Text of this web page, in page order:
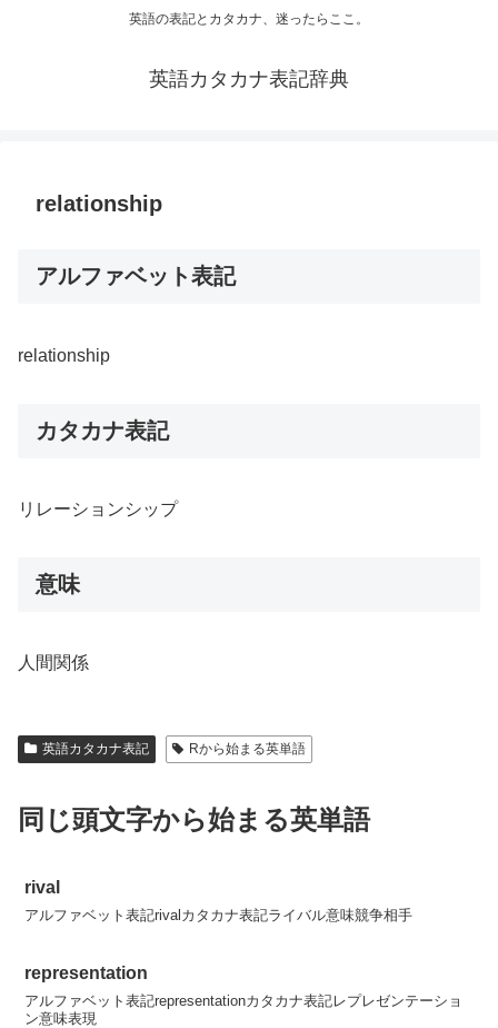
英語の表記とカタカナ、迷ったらここ。
英語カタカナ表記辞典
relationship
アルファベット表記
relationship
カタカナ表記
リレーションシップ
意味
人間関係
英語カタカナ表記 Rから始まる英単語
同じ頭文字から始まる英単語
rival
アルファベット表記rivalカタカナ表記ライバル意味競争相手
representation
アルファベット表記representationカタカナ表記レプレゼンテーショ
ン意味表現